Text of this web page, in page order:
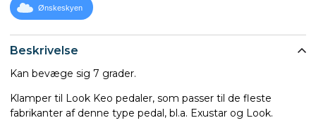
Beskrivelse
Kan bevæge sig 7 grader.
Klamper til Look Keo pedaler, som passer til de fleste
fabrikanter af denne type pedal, bl.a. Exustar og Look.
Ønskeskyen